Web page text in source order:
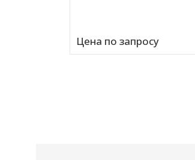
Цена по запросу